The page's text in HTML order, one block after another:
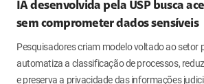
IA desenvolvida pela USP busca
sem comprometer dados sensíveis
Pesquisadores criam modelo voltado ao setor
automatiza a classificação de processos,
e preserva a privacidade das informações